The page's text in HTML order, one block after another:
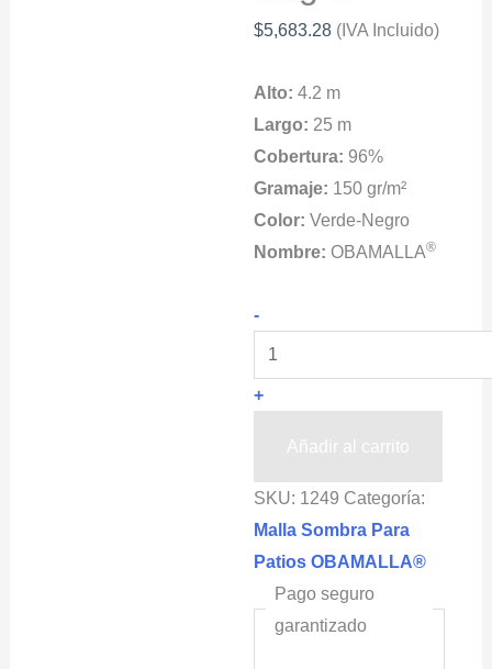
$5,683.28 (IVA Incluido)
Alto: 4.2 m
Largo: 25 m
Cobertura: 96%
Gramaje: 150 gr/m²
Color: Verde-Negro
Nombre: OBAMALLA®
-Malla
Sombra
En
Patios
OBAMALLA®
Negro
cantidad
+
Añadir al carrito
SKU: 1249 Categoría:
Malla Sombra Para
Patios OBAMALLA®
Pago seguro
garantizado